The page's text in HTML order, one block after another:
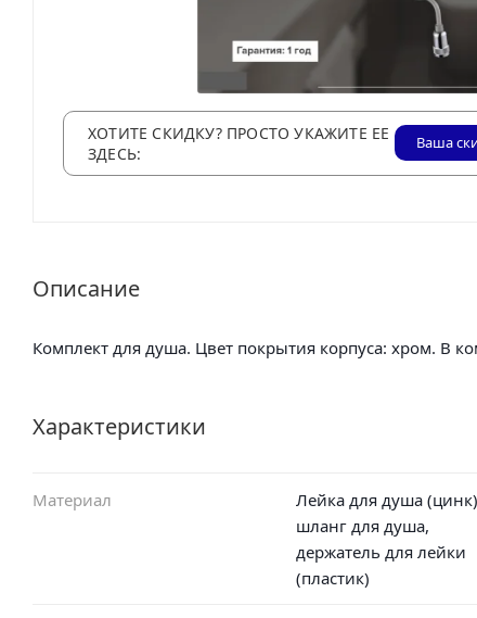
ХОТИТЕ СКИДКУ? ПРОСТО УКАЖИТЕ ЕЕ
ЗДЕСЬ:
Ваша
Описание
Комплект для душа. Цвет покрытия корпуса: хром. В
Характеристики
Материал
Лейка для душа
шланг для душа,
держатель для лейки
(пластик)